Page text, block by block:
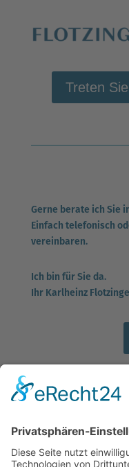
Treten
Gerne berate ich Sie
Einfach telefonisch
vereinbaren.
Ich bin für Sie da.
Ihr Karlheinz